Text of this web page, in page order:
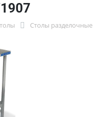
Столы разделочные